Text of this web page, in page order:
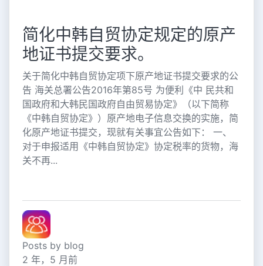
简化中韩自贸协定规定的原产
地证书提交要求。
关于简化中韩自贸协定项下原产地证书提交要求的公
告 海关总署公告2016年第85号 为便利《中 民共和
国政府和大韩民国政府自由贸易协定》（以下简称
《中韩自贸协定》）原产地电子信息交换的实施，简
化原产地证书提交，现就有关事宜公告如下： 一、
对于申报适用《中韩自贸协定》协定税率的货物，海
关不再...
Posts by blog
2 年，5 月前